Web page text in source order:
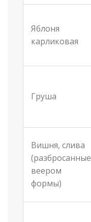
Яблоня
карликовая
Груша
Вишня, слива
(разбросанные
веером
формы)